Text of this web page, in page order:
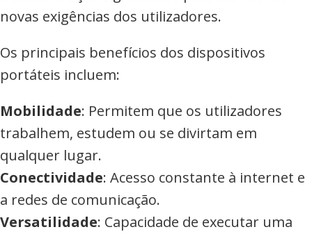
novas exigências dos utilizadores.
Os principais benefícios dos dispositivos
portáteis incluem:
Mobilidade: Permitem que os utilizadores
trabalhem, estudem ou se divirtam em
qualquer lugar.
Conectividade: Acesso constante à internet e
a redes de comunicação.
Versatilidade: Capacidade de executar uma